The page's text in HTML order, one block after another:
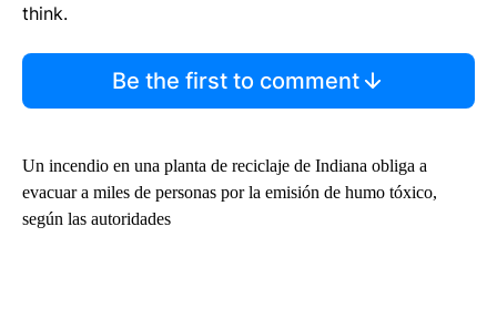
think.
Be the first to comment
Un incendio en una planta de reciclaje de Indiana obliga a
evacuar a miles de personas por la emisión de humo tóxico,
según las autoridades